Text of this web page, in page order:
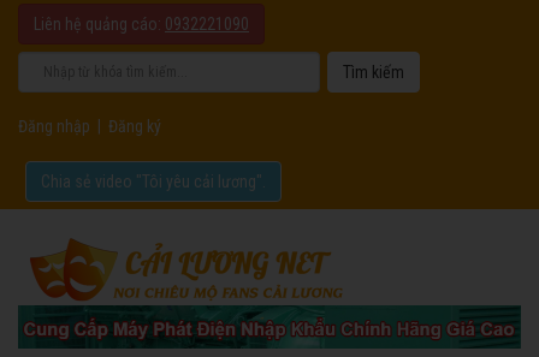
Liên hệ quảng cáo: 0932221090
Đăng nhập Đăng ký
Chia sẻ video "Tôi yêu cải lương".